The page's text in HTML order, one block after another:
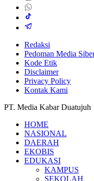
Redaksi
Pedoman Media
Kode Etik
Disclaimer
Privacy Policy
Kontak Kami
PT. Media Kabar Duatujuh
HOME
NASIONAL
DAERAH
EKOBIS
EDUKASI
KAMPUS
SEKOLAH